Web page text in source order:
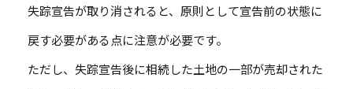
失踪宣告が取り消されると、原則として宣告前の状態に
戻す必要がある点に注意が必要です。
ただし、失踪宣告後に相続した土地の一部が売却された